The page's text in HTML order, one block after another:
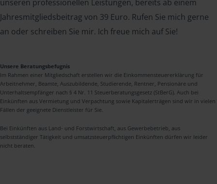
unseren professionellen Leistungen, bereits ab einem
Jahresmitgliedsbeitrag von 39 Euro. Rufen Sie mich gerne
an oder schreiben Sie mir. Ich freue mich auf Sie!
Unsere Beratungsbefugnis
Im Rahmen einer Mitgliedschaft erstellen wir die Einkommensteuererklärung für
Arbeitnehmer, Beamte, Auszubildende, Studierende, Rentner, Pensionäre und
Unterhaltsempfänger nach § 4 Nr. 11 Steuerberatungsgesetz (StBerG). Auch bei
Einkünften aus Vermietung und Verpachtung sowie Kapitalerträgen sind wir in vielen
Fällen der geeignete Dienstleister für Sie.
Bei Einkünften aus Land- und Forstwirtschaft, aus Gewerbebetrieb, aus
selbstständiger Tätigkeit und umsatzsteuerpflichtigen Einkünften dürfen wir leider
nicht beraten.